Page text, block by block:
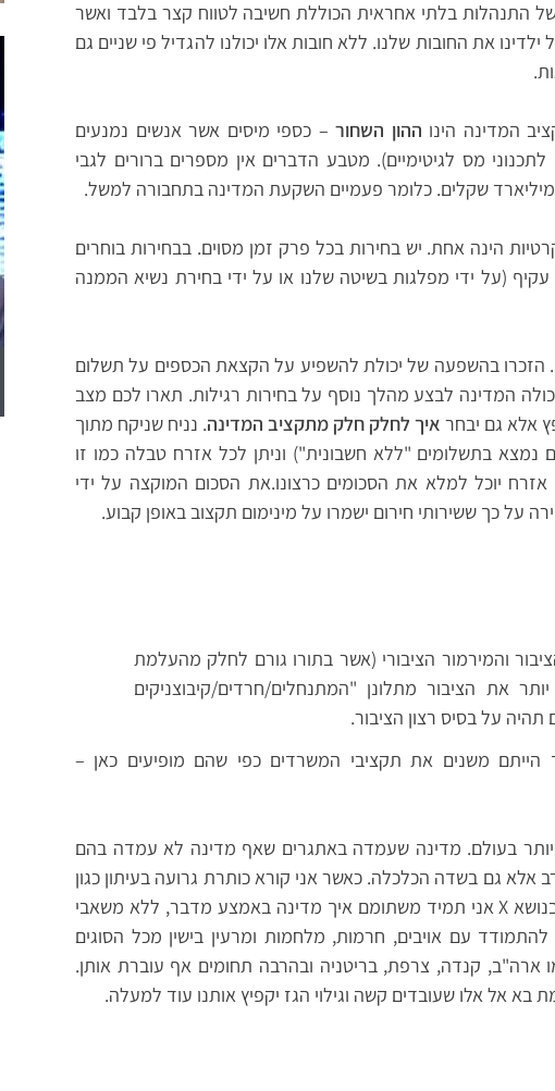
של התנהלות בלתי אחראית הכוללת חשיבה לטווח קצר בלבד ואשר
את החובות שלנו. ללא חובות אלו יכולנו להגדיל פי שניים גם
המדינה הינו ההון השחור– כספי מיסים אשר אנשים נמנעים
מס לגיטימיים). מטבע הדברים אין מספרים ברורים לגבי
הינה אחת. יש בחירות בכל פרק זמן מסוים. בבחירות בוחרים
(על ידי מפלגות בשיטה שלנו או על ידי בחירת נשיא הממנה
הזכרו בהשפעה של יכולת להשפיע על הקצאת הכספים על תשלום
המדינה לבצע מהלך נוסף על בחירות רגילות. תארו לכם מצב
אלא גם יבחר איך לחלק חלק מתקציב המדינה. נניח שניקח מתוך
שהיום נמצא בתשלומים "ללא חשבונית") וניתן לכל אזרח טבלה כמו זו
יוכל למלא את הסכומים כרצונו.את הסכום המוקצה על ידי
על כך ששירותי חירום ישמרו על מינימום תקצוב באופן קבוע.
והמירמור הציבורי (אשר בתורו גורם לחלק מהעלמת
את הציבור מתלונן "המתנחלים/חרדים/קיבוצניקים
על בסיס רצון הציבור.
הייתם משנים את תקציבי המשרדים כפי שהם מופיעים כאן –
בעולם. מדינה שעמדה באתגרים שאף מדינה לא עמדה בהם
גם בשדה הכלכלה. כאשר אני קורא כותרת גרועה בעיתון כגון
ישראל נמצאת במקום גרוע ב- OECD בנושא X אני תמיד משתומם איך מדינה באמצע מדבר, ללא משאבי
עם אויבים, חרמות, מלחמות ומרעין בישין מכל הסוגים
ארה"ב, קנדה, צרפת, בריטניה ובהרבה תחומים אף עוברת אותן.
בא אל אלו שעובדים קשה וגילוי הגז יקפיץ אותנו עוד למעלה.